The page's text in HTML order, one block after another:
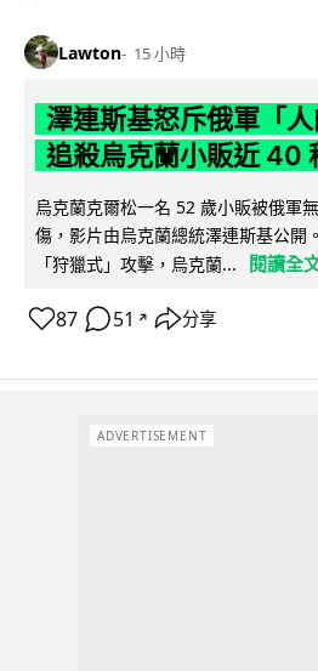
Lawton 15 小時
澤連斯基怒斥俄軍「
追殺烏克蘭小販近 40
烏克蘭克爾松一名 52 歲小販被俄軍
傷，影片由烏克蘭總統澤連斯基公開
「狩獵式」攻擊，烏克蘭...
閱讀全
87 51 ↗ 分享
ADVERTISEMENT